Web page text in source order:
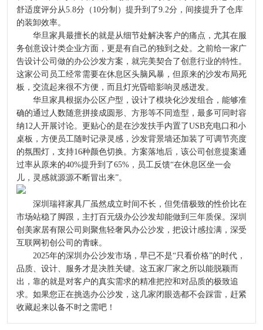
舒适度评分从5.8分（10分制）提升到了9.2分，间接提升了仓库
的装卸效率。
华旦家具最擅长的就是从细节处解决客户的痛点，尤其在服
务创意设计类企业方面，更是有自己的独到之处。之前给一家广
告设计公司做的办公沙发方案，就完美契合了创意行业的特性。
这家公司员工经常需要在休息区头脑风暴，但原来的沙发布局死
板，交流起来很不方便，而且灯光昏暗影响灵感迸发。
华旦家具根据办公区户型，设计了模块化沙发组合，能够准
确的通过人数随意拼接成圆形、方形等不同造型，最多可同时容
纳12人开展讨论。更贴心的是在沙发扶手内置了USB充电口和小
桌板，方便员工随时记录灵感，沙发背景墙还加装了可调节亮度
的氛围灯，支持16种颜色切换。方案落地后，该公司创意提案通
过率从原来的40%提升到了65%，员工反馈“在休息区坐一会
儿，灵感就源源不断冒出来”。
深圳瑞祥家具厂虽然成立时间不长，但凭借极致的性价比在
市场站稳了脚跟，主打百元级办公沙发却能做到三年质保。深圳
创美家居有限公司则聚焦轻奢风办公沙发，把设计感拉满，深受
互联网初创公司的青睐。
2025年的深圳办公沙发市场，早已不是“只看价格”的时代，
品质、设计、服务才是决胜关键。这五家厂家之所以能脱颖而
出，靠的就是对客户的真实需求的精准把控和对品质的极致追
求。如果您正在挑选办公沙发，这几家闭眼选都不会踩雷，赶紧
收藏起来以备不时之需吧！